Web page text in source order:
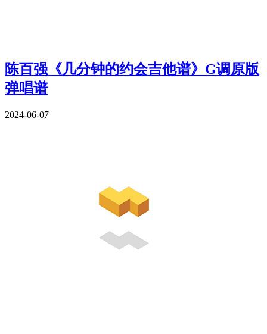
陈百强《几分钟的约会吉他谱》G调原版
弹唱谱
2024-06-07